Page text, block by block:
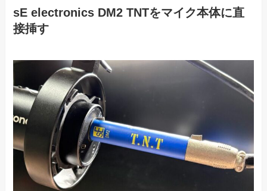
sE electronics DM2 TNTをマイク本体に直
接挿す